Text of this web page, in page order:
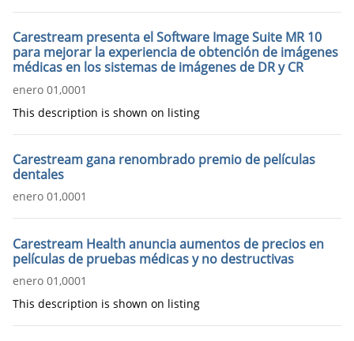
Carestream presenta el Software Image Suite MR 10
para mejorar la experiencia de obtención de imágenes
médicas en los sistemas de imágenes de DR y CR
enero 01,0001
This description is shown on listing
Carestream gana renombrado premio de películas
dentales
enero 01,0001
Carestream Health anuncia aumentos de precios en
películas de pruebas médicas y no destructivas
enero 01,0001
This description is shown on listing